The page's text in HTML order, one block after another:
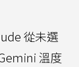
從未選
溫度